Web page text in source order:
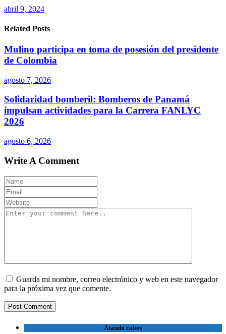
abril 9, 2024
Related Posts
Mulino participa en toma de posesión del presidente
de Colombia
agosto 7, 2026
Solidaridad bomberil: Bomberos de Panamá
impulsan actividades para la Carrera FANLYC
2026
agosto 6, 2026
Write A Comment
Guarda mi nombre, correo electrónico y web en este navegador
para la próxima vez que comente.
Atando cabos